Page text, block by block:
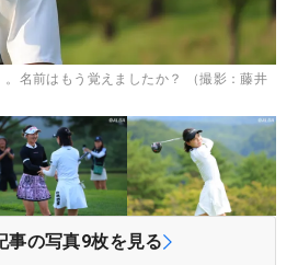
名前はもう覚えましたか？ （撮影：藤井
事の写真9枚を見る